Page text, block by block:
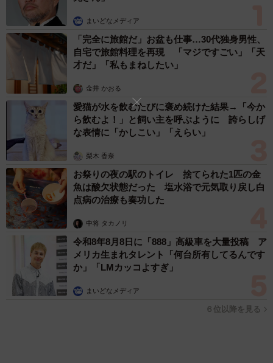
まいどなメディア
「完全に旅館だ」お盆も仕事…30代独身男性、
自宅で旅館料理を再現 「マジですごい」「天
才だ」「私もまねしたい」
金井 かおる
愛猫が水を飲むたびに褒め続けた結果→「今か
ら飲むよ！」と飼い主を呼ぶように 誇らしげ
な表情に「かしこい」「えらい」
梨木 香奈
お祭りの夜の駅のトイレ 捨てられた1匹の金
魚は酸欠状態だった 塩水浴で元気取り戻し白
点病の治療も奏功した
中将 タカノリ
令和8年8月8日に「888」高級車を大量投稿 ア
メリカ生まれタレント「何台所有してるんです
か」「LMカッコよすぎ」
まいどなメディア
６位以降を見る